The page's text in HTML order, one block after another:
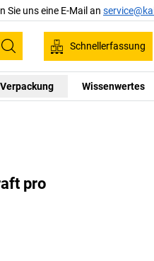
Sie uns eine E-Mail an
Suchen
Schnellerfassung
Verpackung Wissenwertes
pro